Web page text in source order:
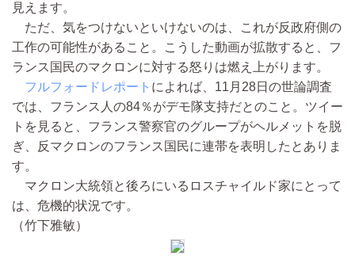
見えます。
ただ、気をつけないといけないのは、これが反政府側の
工作の可能性があること。こうした動画が拡散すると、フ
ランス国民のマクロンに対する怒りは燃え上がります。
フルフォードレポート によれば、11月28日の世論調査
では、フランス人の84％がデモ隊支持だとのこと。ツイー
トを見ると、フランス警察官のグループがヘルメットを脱
ぎ、反マクロンのフランス国民に連帯を表明したとありま
す。
マクロン大統領と後ろにいるロスチャイルド家にとって
は、危機的状況です。
（竹下雅敏）